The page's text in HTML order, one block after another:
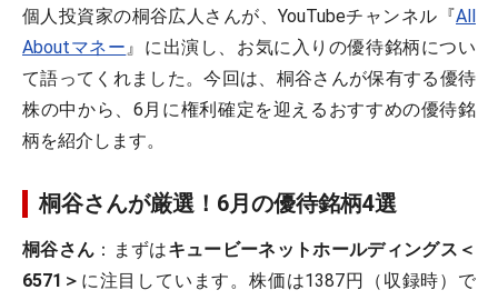
個人投資家の桐谷広人さんが、YouTubeチャンネル『All
Aboutマネー』に出演し、お気に入りの優待銘柄につい
て語ってくれました。今回は、桐谷さんが保有する優待
株の中から、6月に権利確定を迎えるおすすめの優待銘
柄を紹介します。
桐谷さんが厳選！6月の優待銘柄4選
桐谷さん ：まずはキュービーネットホールディングス＜
6571＞ に注目しています。株価は1387円（収録時）で